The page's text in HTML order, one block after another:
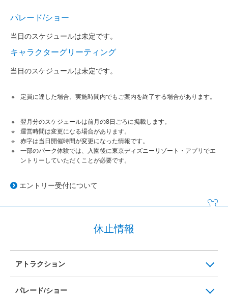
パレード/ショー
当日のスケジュールは未定です。
キャラクターグリーティング
当日のスケジュールは未定です。
定員に達した場合、実施時間内でもご案内を終了する場合があります。
翌月分のスケジュールは前月の8日ごろに掲載します。
運営時間は変更になる場合があります。
赤字は当日開催時間が変更になった情報です。
一部のパーク体験では、入園後に東京ディズニーリゾート・アプリでエ
ントリーしていただくことが必要です。
エントリー受付について
休止情報
アトラクション
パレード/ショー